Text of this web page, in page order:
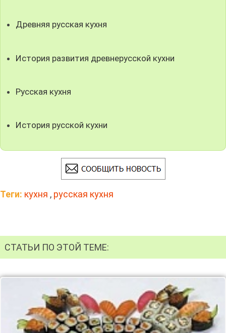
Древняя русская кухня
История развития древнерусской кухни
Русская кухня
История русской кухни
Теги: кухня , русская кухня
СТАТЬИ ПО ЭТОЙ ТЕМЕ: